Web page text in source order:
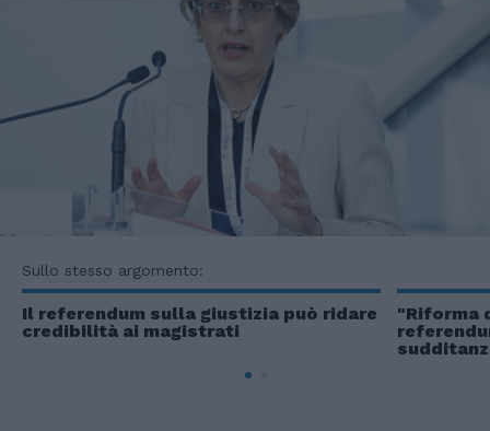
Sullo stesso argomento:
Il referendum sulla giustizia può ridare
credibilità ai magistrati
"Riforma